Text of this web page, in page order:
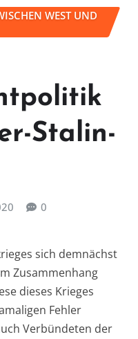
WEST UND
Stalin-
0
sich demnächst
Zusammenhang
dieses Krieges
Fehler
Verbündeten der